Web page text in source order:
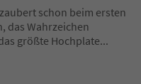
schon beim ersten
das Wahrzeichen
größte Hochplate...